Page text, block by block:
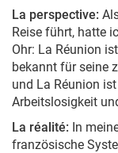
La perspective:
Reise führt, hatte
Ohr: La Réunion
bekannt für seine
und La Réunion
Arbeitslosigkeit
La réalité: In
französische